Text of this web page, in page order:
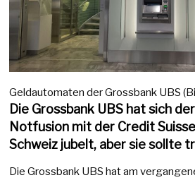
Geldautomaten der Grossbank UBS
Die Grossbank UBS hat sich
Notfusion mit der Credit
Schweiz jubelt, aber sie sollte
Die Grossbank UBS hat am